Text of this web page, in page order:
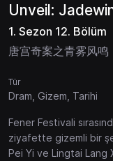
Unveil:
1. Sezon 12. Bölüm
唐宫奇案之青雾风鸣
Tür
Dram, Gizem, Tarihi
Fener Festivali
ziyafette gizemli bir
Pei Yi ve Lingtai Lang